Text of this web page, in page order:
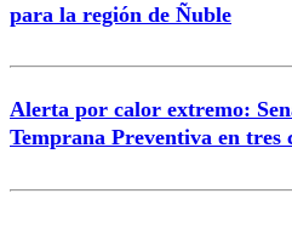
para la región de Ñuble
Alerta por calor extremo:
Temprana Preventiva en tres